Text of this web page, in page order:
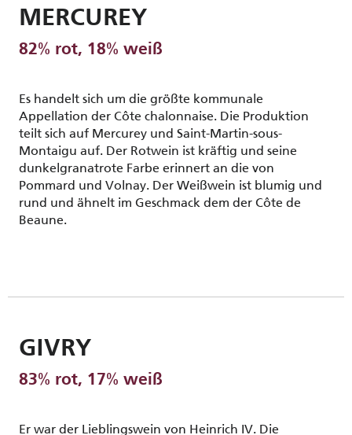
MERCUREY
82% rot, 18% weiß
Es handelt sich um die größte kommunale
Appellation der Côte chalonnaise. Die Produktion
teilt sich auf Mercurey und Saint-Martin-sous-
Montaigu auf. Der Rotwein ist kräftig und seine
dunkelgranatrote Farbe erinnert an die von
Pommard und Volnay. Der Weißwein ist blumig und
rund und ähnelt im Geschmack dem der Côte de
Beaune.
GIVRY
83% rot, 17% weiß
Er war der Lieblingswein von Heinrich IV. Die